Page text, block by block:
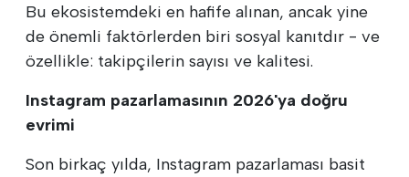
Bu ekosistemdeki en hafife alınan, ancak yine
de önemli faktörlerden biri sosyal kanıtdır - ve
özellikle: takipçilerin sayısı ve kalitesi.
Instagram pazarlamasının 2026'ya doğru
evrimi
Son birkaç yılda, Instagram pazarlaması basit